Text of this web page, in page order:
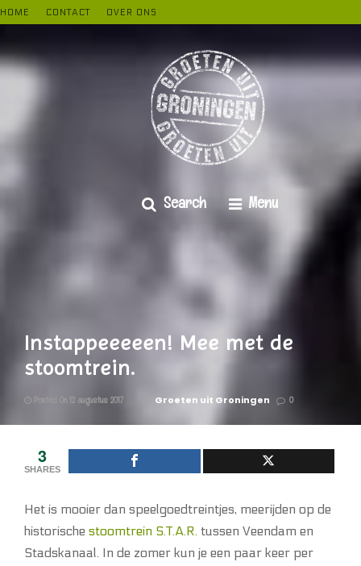
kipje
HOME CONTACT OVER ONS
Search Menu
Instappeeeeen! Mee met de
stoomtrein.
Posted On 12 augustus 2017 Groeten uit Groningen 0
3
SHARES
Het is mooier dan speelgoedtreintjes, meerijden op de
historische stoomtrein S.T.A.R. tussen Veendam en
Stadskanaal. In de zomer kun je een paar keer per